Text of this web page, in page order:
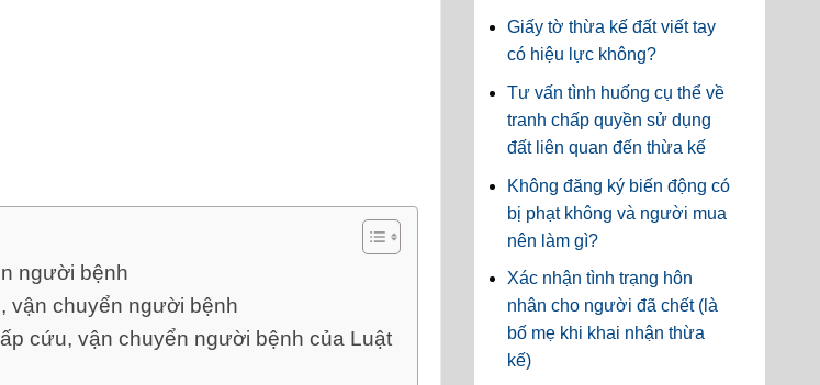
người bệnh
vận chuyển người bệnh
cứu, vận chuyển người bệnh của Luật
Giấy tờ thừa kế đất viết tay
có hiệu lực không?
Tư vấn tình huống cụ thể về
tranh chấp quyền sử dụng
đất liên quan đến thừa kế
Không đăng ký biến động có
bị phạt không và người mua
nên làm gì?
Xác nhận tình trạng hôn
nhân cho người đã chết (là
bố mẹ khi khai nhận thừa
kế)